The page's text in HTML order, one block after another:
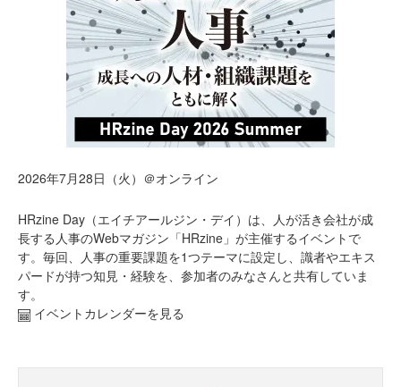
2026年7月28日（火）＠オンライン
HRzine Day（エイチアールジン・デイ）は、人が活き会社が成
長する人事のWebマガジン「HRzine」が主催するイベントで
す。毎回、人事の重要課題を1つテーマに設定し、識者やエキス
パードが持つ知見・経験を、参加者のみなさんと共有していま
す。
イベントカレンダーを見る